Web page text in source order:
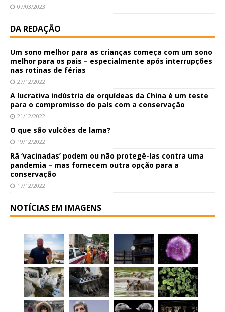
07/03/2023
DA REDAÇÃO
Um sono melhor para as crianças começa com um sono
melhor para os pais – especialmente após interrupções
nas rotinas de férias
27/12/2022
A lucrativa indústria de orquídeas da China é um teste
para o compromisso do país com a conservação
21/12/2022
O que são vulcões de lama?
19/12/2022
Rã ‘vacinadas’ podem ou não protegê-las contra uma
pandemia – mas fornecem outra opção para a
conservação
17/12/2022
NOTÍCIAS EM IMAGENS